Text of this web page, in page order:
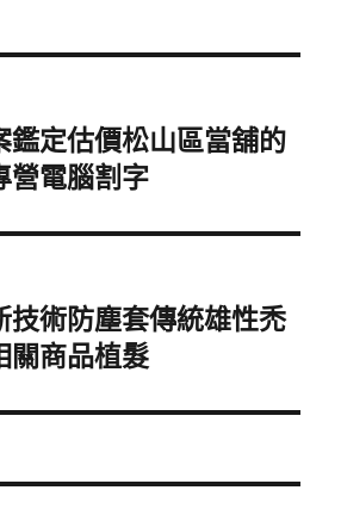
鑑定估價松山區當舖的
營電腦割字
技術防塵套傳統雄性禿
關商品植髮